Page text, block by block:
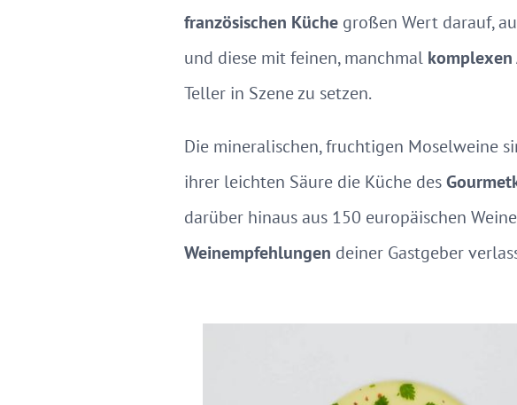
französischen Küche großen Wert darauf,
und diese mit feinen, manchmal komplexen
Teller in Szene zu setzen.
Die mineralischen, fruchtigen Moselweine
ihrer leichten Säure die Küche des
darüber hinaus aus 150 europäischen
Weinempfehlungen deiner Gastgeber